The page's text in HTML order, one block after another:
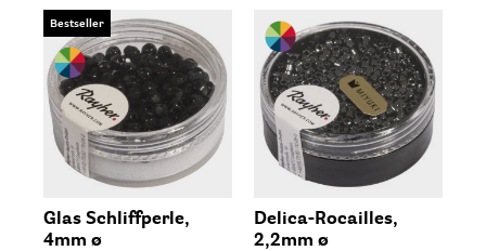
Bestseller
Glas Schliffperle,
4mm ø
Delica-Rocailles,
2,2mm ø